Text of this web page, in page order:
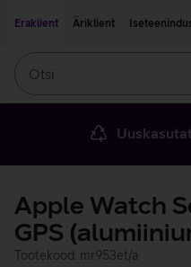
Eraklient
Äriklient
Apple Watch
GPS
Tootekood: mr953et/a